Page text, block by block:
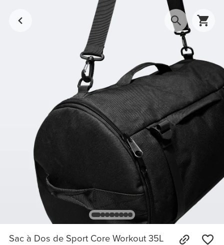
Sac à Dos de Sport Core Workout 35L